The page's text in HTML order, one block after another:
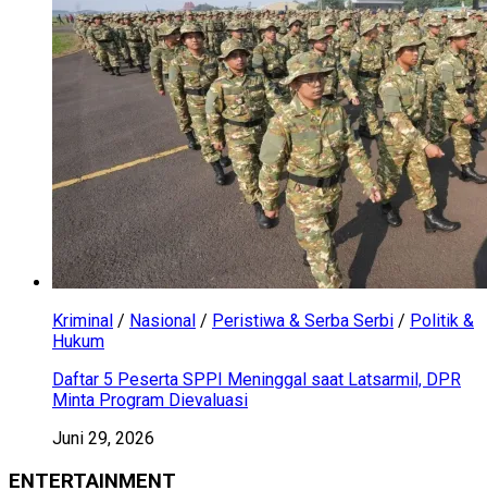
Kriminal / Nasional / Peristiwa & Serba Serbi / Politik &
Hukum
Daftar 5 Peserta SPPI Meninggal saat Latsarmil, DPR
Minta Program Dievaluasi
Juni 29, 2026
ENTERTAINMENT